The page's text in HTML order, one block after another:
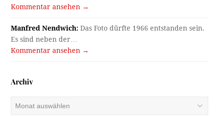
Kommentar ansehen →
Manfred Nendwich: Das Foto dürfte 1966 entstanden sein.
Es sind neben der…
Kommentar ansehen →
Archiv